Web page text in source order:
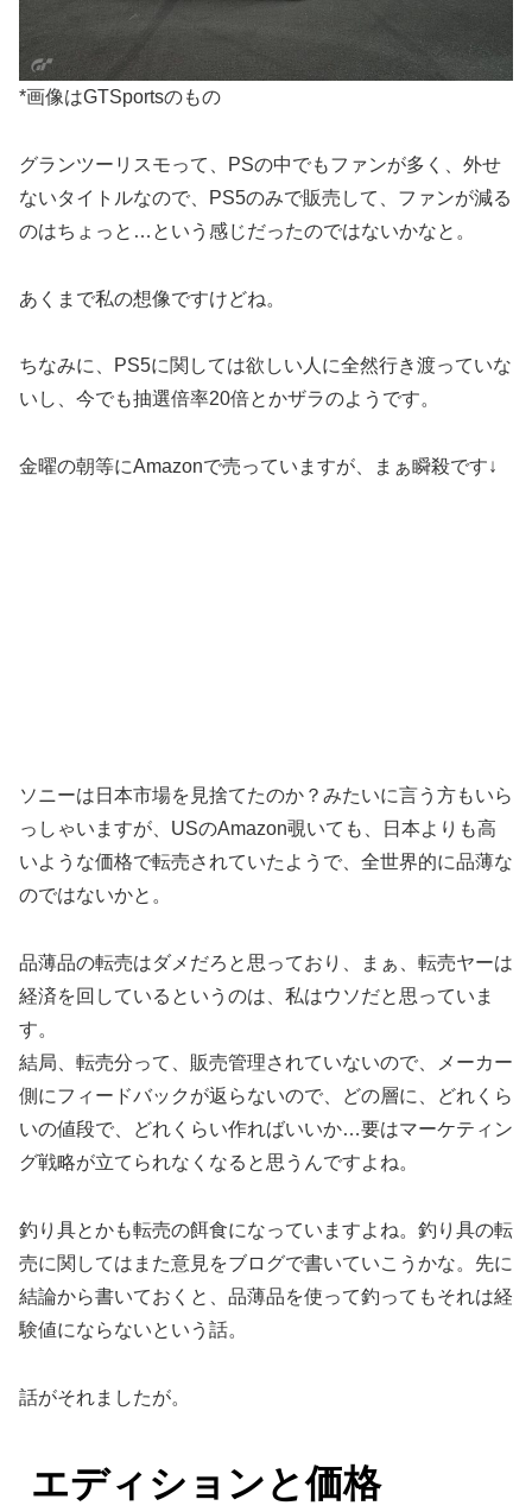
*画像はGTSportsのもの
グランツーリスモって、PSの中でもファンが多く、外せ
ないタイトルなので、PS5のみで販売して、ファンが減る
のはちょっと…という感じだったのではないかなと。
あくまで私の想像ですけどね。
ちなみに、PS5に関しては欲しい人に全然行き渡っていな
いし、今でも抽選倍率20倍とかザラのようです。
金曜の朝等にAmazonで売っていますが、まぁ瞬殺です↓
ソニーは日本市場を見捨てたのか？みたいに言う方もいら
っしゃいますが、USのAmazon覗いても、日本よりも高
いような価格で転売されていたようで、全世界的に品薄な
のではないかと。
品薄品の転売はダメだろと思っており、まぁ、転売ヤーは
経済を回しているというのは、私はウソだと思っていま
す。
結局、転売分って、販売管理されていないので、メーカー
側にフィードバックが返らないので、どの層に、どれくら
いの値段で、どれくらい作ればいいか…要はマーケティン
グ戦略が立てられなくなると思うんですよね。
釣り具とかも転売の餌食になっていますよね。釣り具の転
売に関してはまた意見をブログで書いていこうかな。先に
結論から書いておくと、品薄品を使って釣ってもそれは経
験値にならないという話。
話がそれましたが。
エディションと価格